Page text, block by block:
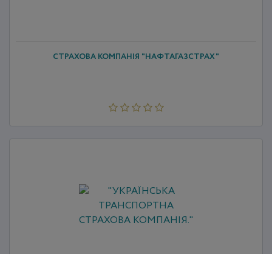
СТРАХОВА КОМПАНІЯ "НАФТАГАЗСТРАХ"